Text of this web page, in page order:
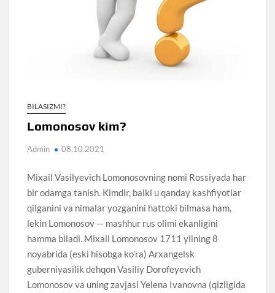
BILASIZMI?
Lomonosov kim?
Admin 08.10.2021
Mixail Vasilyevich Lomonosovning nomi Rossiyada har
bir odamga tanish. Kimdir, balki u qanday kashfiyotlar
qilganini va nimalar yozganini hattoki bilmasa ham,
lekin Lomonosov — mashhur rus olimi ekanligini
hamma biladi. Mixail Lomonosov 1711 yilning 8
noyabrida (eski hisobga ko’ra) Arxangelsk
guberniyasilik dehqon Vasiliy Dorofeyevich
Lomonosov va uning zavjasi Yelena Ivanovna (qizligida